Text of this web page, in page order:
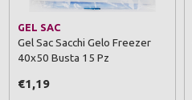
GEL SAC
Gel Sac Sacchi Gelo Freezer
40x50 Busta 15 Pz
€1,19